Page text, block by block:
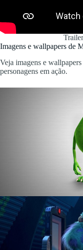
Imagens e wallpapers de
Veja imagens e
personagens em ação.